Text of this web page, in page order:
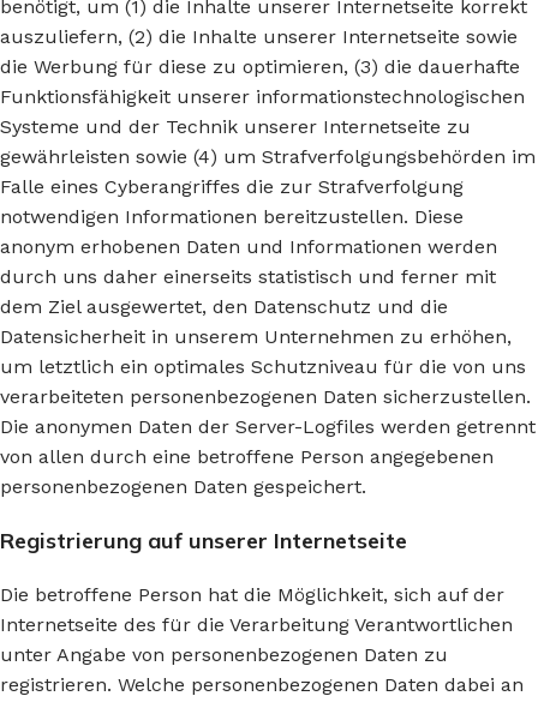
benötigt, um (1) die Inhalte unserer Internetseite korrekt
auszuliefern, (2) die Inhalte unserer Internetseite sowie
die Werbung für diese zu optimieren, (3) die dauerhafte
Funktionsfähigkeit unserer informationstechnologischen
Systeme und der Technik unserer Internetseite zu
gewährleisten sowie (4) um Strafverfolgungsbehörden im
Falle eines Cyberangriffes die zur Strafverfolgung
notwendigen Informationen bereitzustellen. Diese
anonym erhobenen Daten und Informationen werden
durch uns daher einerseits statistisch und ferner mit
dem Ziel ausgewertet, den Datenschutz und die
Datensicherheit in unserem Unternehmen zu erhöhen,
um letztlich ein optimales Schutzniveau für die von uns
verarbeiteten personenbezogenen Daten sicherzustellen.
Die anonymen Daten der Server-Logfiles werden getrennt
von allen durch eine betroffene Person angegebenen
personenbezogenen Daten gespeichert.
Registrierung auf unserer Internetseite
Die betroffene Person hat die Möglichkeit, sich auf der
Internetseite des für die Verarbeitung Verantwortlichen
unter Angabe von personenbezogenen Daten zu
registrieren. Welche personenbezogenen Daten dabei an